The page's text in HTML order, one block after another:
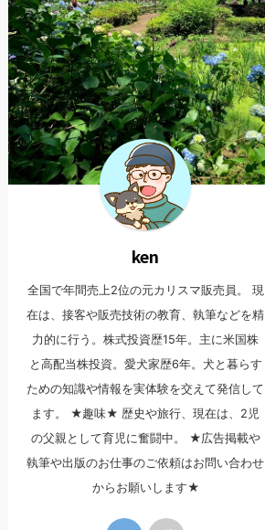
ken
全国で年間売上2位の元カリスマ販売員。 現
在は、接客や販売技術の教育、執筆などを精
力的に行う。株式投資歴15年。主に米国株
と高配当株投資。愛犬家歴6年。犬と暮らす
ための知識や情報を実体験を交えて発信して
ます。 ★趣味★ 歴史や旅行、現在は、2児
の父親として育児に奮闘中。 ★広告掲載や
執筆や出版のお仕事のご依頼はお問い合わせ
からお願いします★